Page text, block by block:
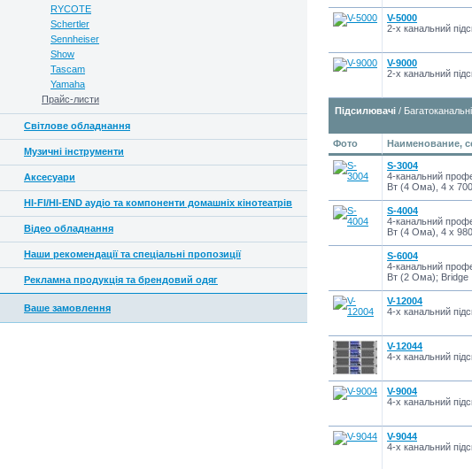
RYCOTE
Schertler
Sennheiser
Show
Tascam
Yamaha
Прайс-листи
Світлове обладнання
Музичні інструменти
Аксесуари
HI-FI/HI-END аудіо та компоненти домашніх кінотеатрів
Відео обладнання
Наши рекомендації та спеціальні пропозиції
Рекламна продукція та брендовий одяг
Ваше замовлення
V-5000
2-х канальний
V-9000
2-х канальний
Підсилювачі /
Фото Наименование,
S-3004
4-канальний
Вт (4 Ома), 4 x
S-4004
4-канальний
Вт (4 Ома), 4 x
S-6004
4-канальний
Вт (2 Ома); Bridge
V-12004
4-х канальний
V-12044
4-х канальний
V-9004
4-х канальний
V-9044
4-х канальний